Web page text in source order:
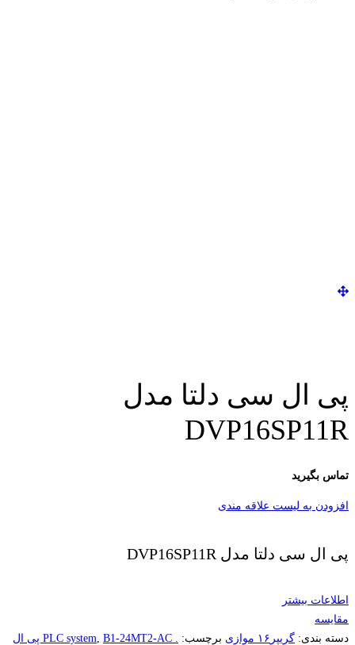
پی ال سی دلتا مدل
DVP16SP11R
تماس بگیرید
افزودن به لیست علاقه مندی
پی ال سی دلتا مدل DVP16SP11R
اطلاعات بیشتر
مقایسه
دسته بندی: گریپر۱۶ موازی برچسب: . PLC system
, B1-24MT2-AC پی ال